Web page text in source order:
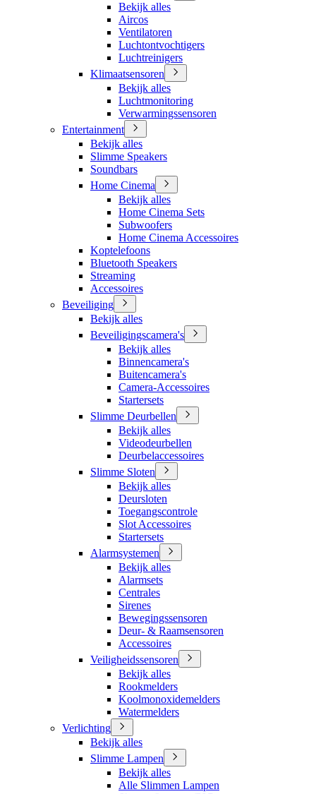
Bekijk alles
Aircos
Ventilatoren
Luchtontvochtigers
Luchtreinigers
Klimaatsensoren
Bekijk alles
Luchtmonitoring
Verwarmingssensoren
Entertainment
Bekijk alles
Slimme Speakers
Soundbars
Home Cinema
Bekijk alles
Home Cinema Sets
Subwoofers
Home Cinema Accessoires
Koptelefoons
Bluetooth Speakers
Streaming
Accessoires
Beveiliging
Bekijk alles
Beveiligingscamera's
Bekijk alles
Binnencamera's
Buitencamera's
Camera-Accessoires
Startersets
Slimme Deurbellen
Bekijk alles
Videodeurbellen
Deurbelaccessoires
Slimme Sloten
Bekijk alles
Deursloten
Toegangscontrole
Slot Accessoires
Startersets
Alarmsystemen
Bekijk alles
Alarmsets
Centrales
Sirenes
Bewegingssensoren
Deur- & Raamsensoren
Accessoires
Veiligheidssensoren
Bekijk alles
Rookmelders
Koolmonoxidemelders
Watermelders
Verlichting
Bekijk alles
Slimme Lampen
Bekijk alles
Alle Slimmen Lampen